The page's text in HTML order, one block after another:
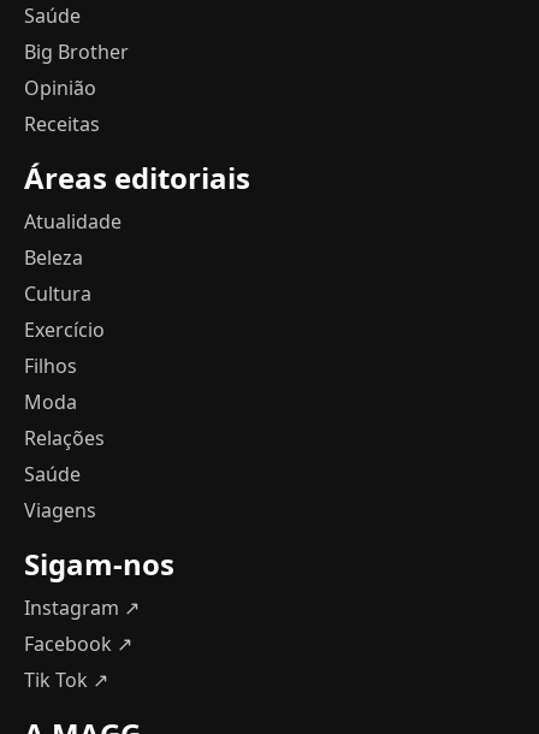
Saúde
Big Brother
Opinião
Receitas
Áreas editoriais
Atualidade
Beleza
Cultura
Exercício
Filhos
Moda
Relações
Saúde
Viagens
Sigam-nos
Instagram ↗
Facebook ↗
Tik Tok ↗